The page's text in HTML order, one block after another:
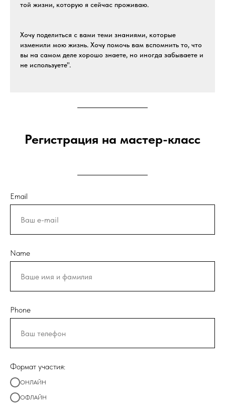
той жизни, которую я сейчас проживаю.
Хочу поделиться с вами теми знаниями, которые
изменили мою жизнь. Хочу помочь вам вспомнить то, что
вы на самом деле хорошо знаете, но иногда забываете и
не используете".
Регистрация на мастер-класс
Email
Name
Phone
Формат участия:
ОНЛАЙН
ОФЛАЙН